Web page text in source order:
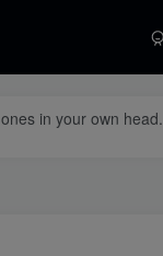
in your own head.